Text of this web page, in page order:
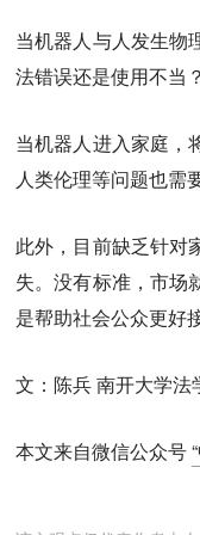
当机器人与人发生物
法错误还是使用不当
当机器人进入家庭，
人类伦理等问题也需
此外，目前缺乏针对
失。没有标准，市场
是帮助社会公众更好
文：陈兵 南开大学
本文来自微信公众号